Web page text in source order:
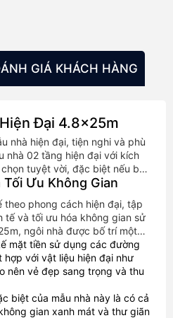
GIÁ KHÁCH HÀNG
Đại 4.8x25m
nhà hiện đại, tiện nghi và phù
nhà 02 tầng hiện đại với kích
tuyệt vời, đặc biệt nếu bạn
sống thoáng đãng, nhiều
Ưu Không Gian
theo phong cách hiện đại, tập
tế và tối ưu hóa không gian sử
ngôi nhà được bố trí một
mọi thành viên trong gia đình
và thoải mái.
mặt tiền sử dụng các đường
hợp với vật liệu hiện đại như
nên vẻ đẹp sang trọng và thu
biệt của mẫu nhà này là có cả
gian xanh mát và thư giãn